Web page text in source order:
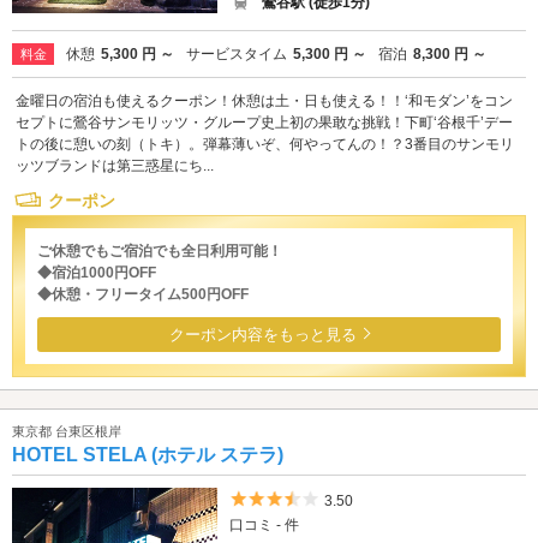
料金 休憩 5,300 円 ～ サービスタイム 5,300 円 ～ 宿泊 8,300 円 ～
金曜日の宿泊も使えるクーポン！休憩は土・日も使える！！‘和モダン’をコン
セプトに鶯谷サンモリッツ・グループ史上初の果敢な挑戦！下町‘谷根千’デー
トの後に憩いの刻（トキ）。弾幕薄いぞ、何やってんの！？3番目のサンモリ
ッツブランドは第三惑星にち...
クーポン
ご休憩でもご宿泊でも全日利用可能！
◆宿泊1000円OFF
◆休憩・フリータイム500円OFF
クーポン内容をもっと見る
東京都 台東区根岸
HOTEL STELA (ホテル ステラ)
5つ星のうち3.5
3.50
口コミ - 件